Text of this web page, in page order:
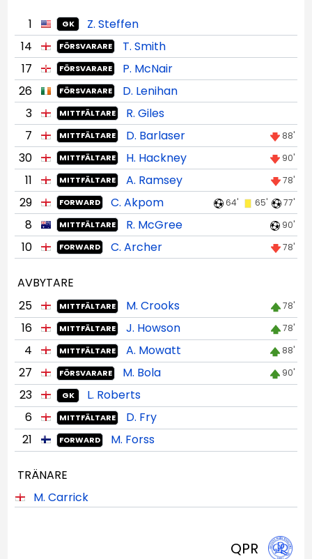
1 GK
Z. Steffen
14
FÖRSVARARE
T. Smith
17
FÖRSVARARE
P. McNair
26
FÖRSVARARE
D. Lenihan
3
MITTFÄLTARE
R. Giles
7
MITTFÄLTARE D. Barlaser 88'
30 MITTFÄLTARE H. Hackney 90'
11 MITTFÄLTARE A. Ramsey 78'
29 FORWARD C. Akpom 64' 65' 77'
8 MITTFÄLTARE R. McGree 90'
10 FORWARD C. Archer 78'
AVBYTARE
25
MITTFÄLTARE M. Crooks 78'
16 MITTFÄLTARE J. Howson 78'
4 MITTFÄLTARE A. Mowatt 88'
27 FÖRSVARARE M. Bola 90'
23 GK
L. Roberts
6
MITTFÄLTARE
D. Fry
21
FORWARD M. Forss
TRÄNARE
M. Carrick
QPR